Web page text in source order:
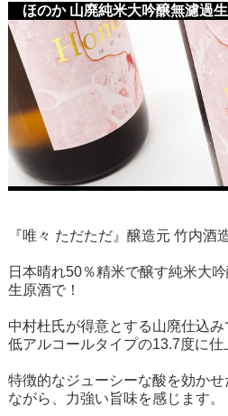
ほのか 山廃純米大吟醸無濾過
『唯々 ただただ』醸造元 竹内酒
日本晴れ50％精米で醸す純米大
生原酒で！
中村杜氏が得意とする山廃仕込み
低アルコールタイプの13.7度に仕
特徴的なジューシーな酸を効か
ながら、力強い旨味を感じます。